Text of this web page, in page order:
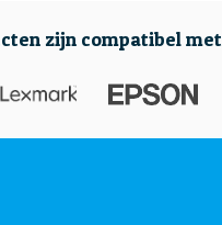
zijn compatibel met